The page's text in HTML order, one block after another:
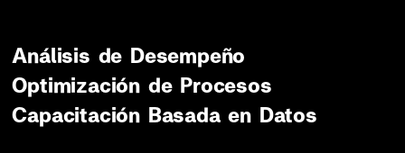
Análisis de Desempeño
Optimización de Procesos
Capacitación Basada en Datos